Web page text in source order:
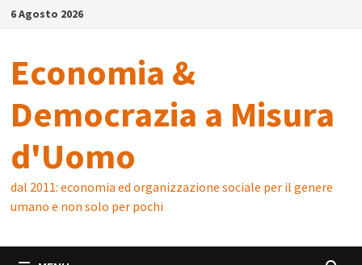
Skip6 Agosto 2026
Economia &
Democrazia a Misura
d'Uomo
dal 2011: economia ed organizzazione sociale per il genere
umano e non solo per pochi